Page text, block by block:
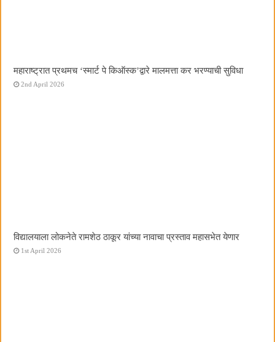
महाराष्ट्रात प्रथमच ‌‘स्मार्ट पे किऑस्क‌’द्वारे मालमत्ता कर भरण्याची सुविधा
2nd April 2026
विद्यालयाला लोकनेते रामशेठ ठाकूर यांच्या नावाचा प्रस्ताव महासभेत येणार
1st April 2026